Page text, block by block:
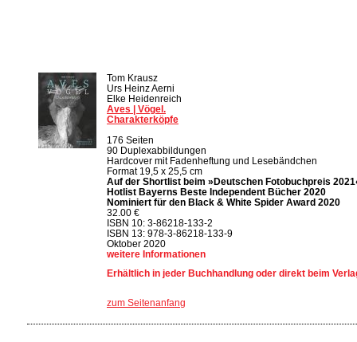
Tom Krausz
Urs Heinz Aerni
Elke Heidenreich
Aves | Vögel.
Charakterköpfe
176 Seiten
90 Duplexabbildungen
Hardcover mit Fadenheftung und Lesebändchen
Format 19,5 x 25,5 cm
Auf der Shortlist beim »Deutschen Fotobuchpreis
Hotlist Bayerns Beste Independent Bücher 2020
Nominiert für den Black & White Spider Award 2020
32.00 €
ISBN 10: 3-86218-133-2
ISBN 13: 978-3-86218-133-9
Oktober 2020
weitere Informationen
Erhältlich in jeder Buchhandlung oder direkt beim
zum Seitenanfang